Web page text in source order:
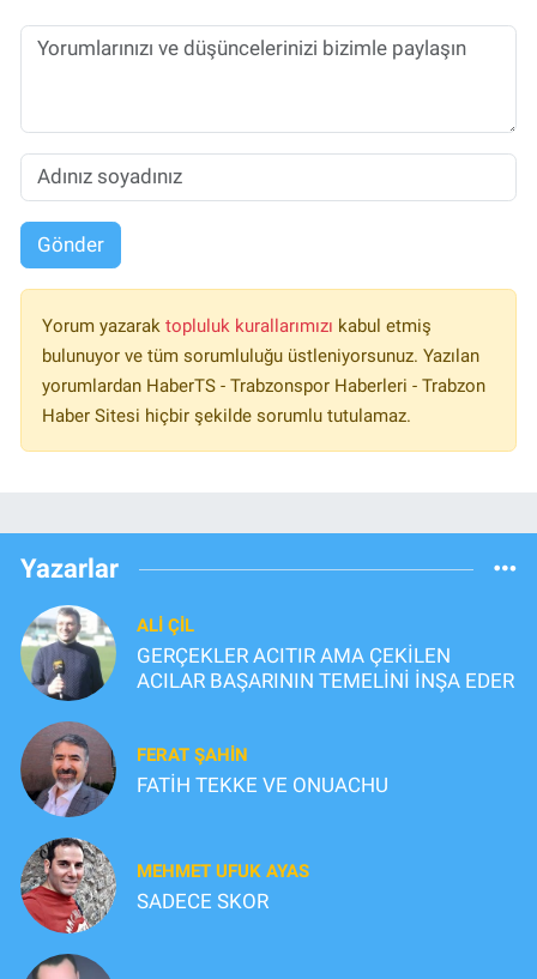
Gönder
Yorum yazarak topluluk kurallarımızı kabul etmiş
bulunuyor ve tüm sorumluluğu üstleniyorsunuz. Yazılan
yorumlardan HaberTS - Trabzonspor Haberleri - Trabzon
Haber Sitesi hiçbir şekilde sorumlu tutulamaz.
Yazarlar
ALI ÇİL
GERÇEKLER ACITIR AMA ÇEKİLEN
ACILAR BAŞARININ TEMELİNİ İNŞA EDER
FERAT ŞAHİN
FATİH TEKKE VE ONUACHU
MEHMET UFUK AYAS
SADECE SKOR